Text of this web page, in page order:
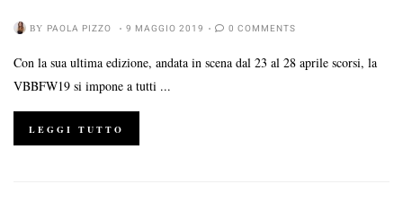
BY PAOLA PIZZO 9 MAGGIO 2019 0 COMMENTS
Con la sua ultima edizione, andata in scena dal 23 al 28 aprile scorsi, la
VBBFW19 si impone a tutti ...
LEGGI TUTTO